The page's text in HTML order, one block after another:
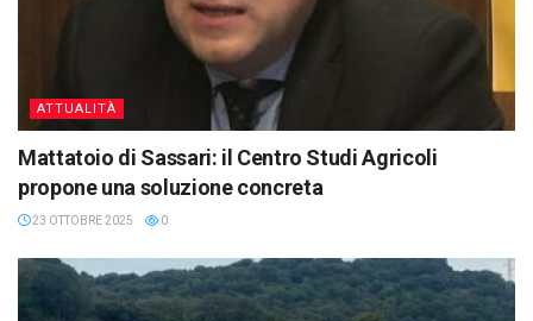
ATTUALITÀ
Mattatoio di Sassari: il Centro Studi Agricoli
propone una soluzione concreta
23 OTTOBRE 2025 0